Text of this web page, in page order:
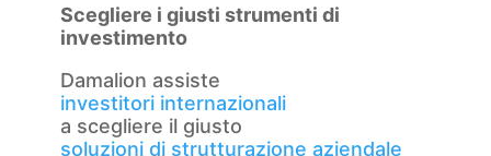
Scegliere i giusti strumenti di
investimento
Damalion assiste
investitori internazionali
a scegliere il giusto
soluzioni di strutturazione aziendale